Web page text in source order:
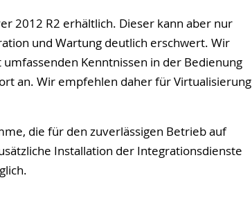
2012 R2 erhältlich. Dieser kann aber nur
und Wartung deutlich erschwert. Wir
Kenntnissen in der Bedienung
an. Wir empfehlen daher für Virtualisierung
die für den zuverlässigen Betrieb auf
Installation der Integrationsdienste